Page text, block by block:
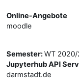
Online-Angebote
moodle
Semester:WT 2020/
Jupyterhub API
darmstadt.de